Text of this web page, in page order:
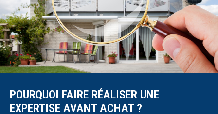
POURQUOI FAIRE RÉALISER UNE
EXPERTISE AVANT ACHAT ?